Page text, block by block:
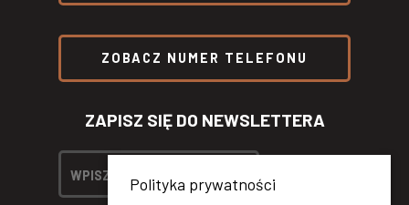
ZOBACZ NUMER TELEFONU
ZAPISZ SIĘ DO NEWSLETTERA
Polityka prywatności